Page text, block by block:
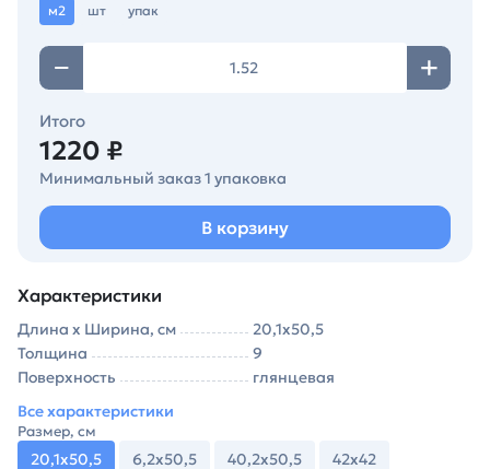
м2 шт упак
Итого
1220 ₽
Минимальный заказ 1 упаковка
В корзину
Характеристики
Длина х Ширина, см
20,1х50,5
Толщина
9
Поверхность
глянцевая
Все характеристики
Размер, см
20,1х50,5 6,2х50,5 40,2х50,5 42х42